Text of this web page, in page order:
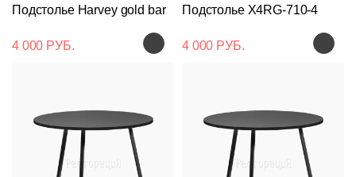
Подстолье Harvey gold bar
4 000 РУБ.
Подстолье X4RG-710-4
4 000 РУБ.